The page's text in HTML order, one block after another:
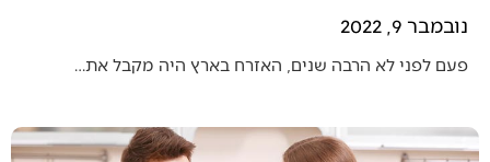
נובמבר 9, 2022
פעם לפני לא הרבה שנים, האזרח בארץ היה מקבל את…